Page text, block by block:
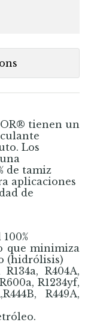
tienen un
Los
de tamiz
aplicaciones
de
que minimiza
(hidrólisis)
R404A,
R1234yf,
R449A,